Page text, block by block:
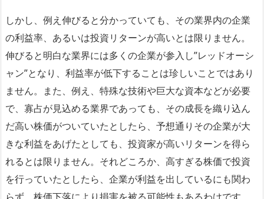
しかし、例え伸びると分かっていても、その業界内の企業
の利益率、あるいは投資リターンが高いとは限りません。
伸びると明白な業界には多くの企業が参入し”レッドオーシ
ャン”となり、利益率が低下することは珍しいことではあり
ません。また、例え、特殊な技術や巨大な資本などが必要
で、寡占が見込める業界であっても、その成長を織り込ん
だ高い株価がついていたとしたら、予想通りその企業が大
きな利益をあげたとしても、投資家が高いリターンを得ら
れるとは限りません。それどころか、高すぎる株価で投資
を行っていたとしたら、企業が利益を出しているにも関わ
らず、株価下落により損害を被る可能性もあるわけです。